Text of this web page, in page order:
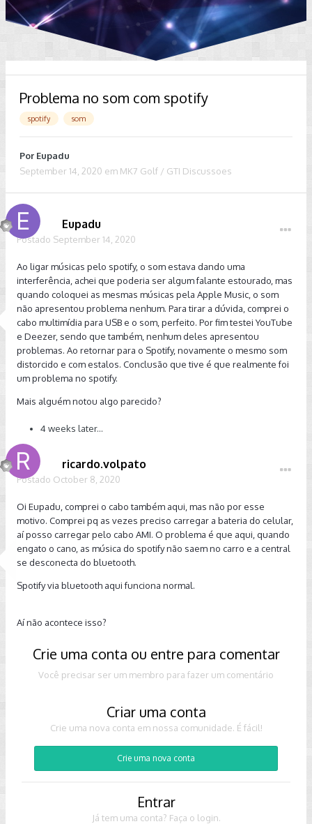
Problema no som com spotify
spotify som
Por Eupadu
September 14, 2020 em MK7 Golf / GTI Discussoes
Eupadu
Postado September 14, 2020
Ao ligar músicas pelo spotify, o som estava dando uma
interferência, achei que poderia ser algum falante estourado, mas
quando coloquei as mesmas músicas pela Apple Music, o som
não apresentou problema nenhum. Para tirar a dúvida, comprei o
cabo multimídia para USB e o som, perfeito. Por fim testei YouTube
e Deezer, sendo que também, nenhum deles apresentou
problemas. Ao retornar para o Spotify, novamente o mesmo som
distorcido e com estalos. Conclusão que tive é que realmente foi
um problema no spotify.
Mais alguém notou algo parecido?
4 weeks later...
ricardo.volpato
Postado October 8, 2020
Oi Eupadu, comprei o cabo também aqui, mas não por esse
motivo. Comprei pq as vezes preciso carregar a bateria do celular,
aí posso carregar pelo cabo AMI. O problema é que aqui, quando
engato o cano, as música do spotify não saem no carro e a central
se desconecta do bluetooth.
Spotify via bluetooth aqui funciona normal.
Aí não acontece isso?
Crie uma conta ou entre para comentar
Você precisar ser um membro para fazer um comentário
Criar uma conta
Crie uma nova conta em nossa comunidade. É fácil!
Crie uma nova conta
Entrar
Já tem uma conta? Faça o login.